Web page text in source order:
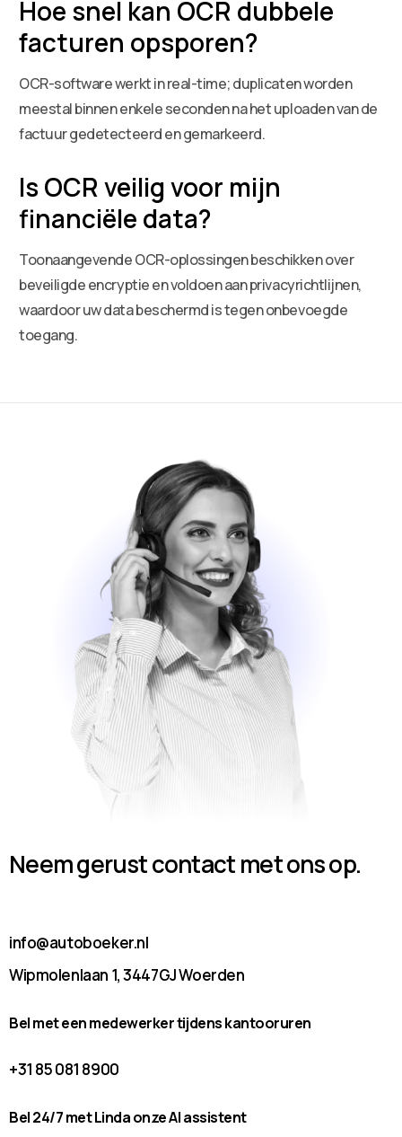
Hoe snel kan OCR dubbele
facturen opsporen?
OCR-software werkt in real-time; duplicaten worden
meestal binnen enkele seconden na het uploaden van de
factuur gedetecteerd en gemarkeerd.
Is OCR veilig voor mijn
financiële data?
Toonaangevende OCR-oplossingen beschikken over
beveiligde encryptie en voldoen aan privacyrichtlijnen,
waardoor uw data beschermd is tegen onbevoegde
toegang.
Neem gerust contact met ons op.
info@autoboeker.nl
Wipmolenlaan 1, 3447GJ Woerden
Bel met een medewerker tijdens kantooruren
+31 85 081 8900
Bel 24/7 met Linda onze AI assistent